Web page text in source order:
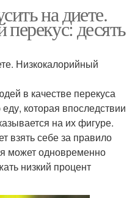
на диете.
десять
Низкокалорийный
в качестве перекуса
которая впоследствии
на их фигуре.
взять себе за правило
может одновременно
низкий процент